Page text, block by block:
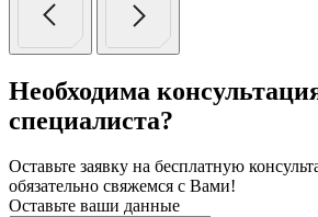
Необходима
специалиста?
Оставьте заявку на бесплатную
обязательно свяжемся с Вами!
Оставьте ваши данные